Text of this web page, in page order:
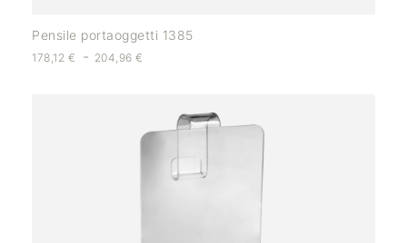
Pensile portaoggetti 1385
178,12 € - 204,96€